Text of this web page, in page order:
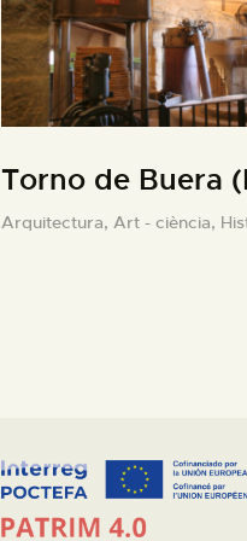
Torno de Buera
Arquitectura, Art - ciència,